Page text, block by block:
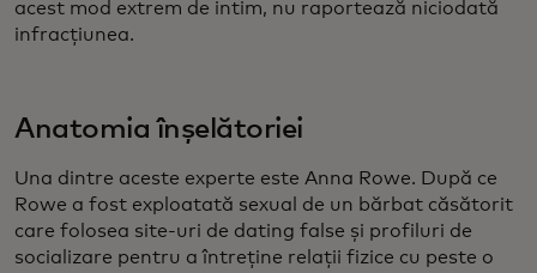
acest mod extrem de intim, nu raportează niciodată
infracțiunea.
Anatomia înșelătoriei
Una dintre aceste experte este Anna Rowe. După ce
Rowe a fost exploatată sexual de un bărbat căsătorit
care folosea site-uri de dating false și profiluri de
socializare pentru a întreține relații fizice cu peste o